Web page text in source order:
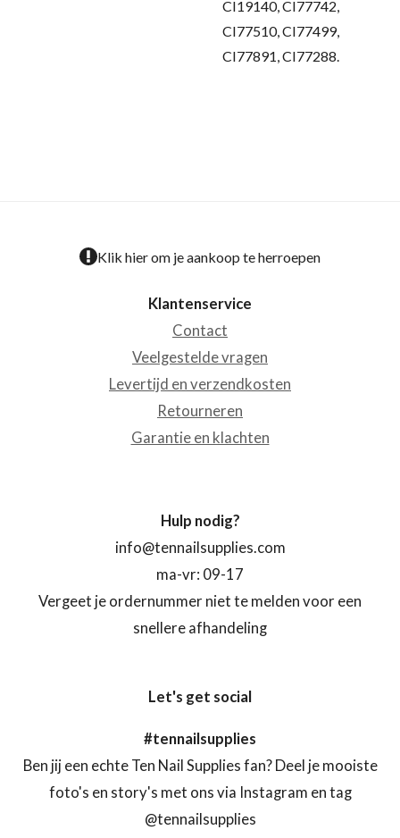
CI19140, CI77742,
CI77510, CI77499,
CI77891, CI77288.
Klik hier om je aankoop te herroepen
Klantenservice
Contact
Veelgestelde vragen
Levertijd en verzendkosten
Retourneren
Garantie en klachten
Hulp nodig?
info@tennailsupplies.com
ma-vr: 09-17
Vergeet je ordernummer niet te melden voor een
snellere afhandeling
Let's get social
#tennailsupplies
Ben jij een echte Ten Nail Supplies fan? Deel je mooiste
foto's en story's met ons via Instagram en tag
@tennailsupplies